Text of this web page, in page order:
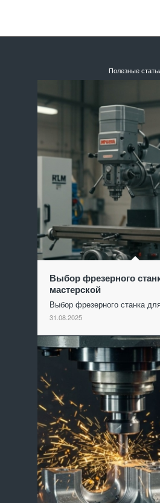
Полезные
Выбор фрезерного
мастерской
Выбор фрезерного станка
31.08.2025